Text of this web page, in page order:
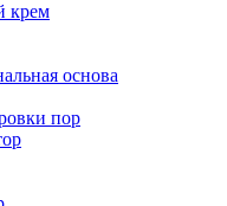
крем
основа
пор